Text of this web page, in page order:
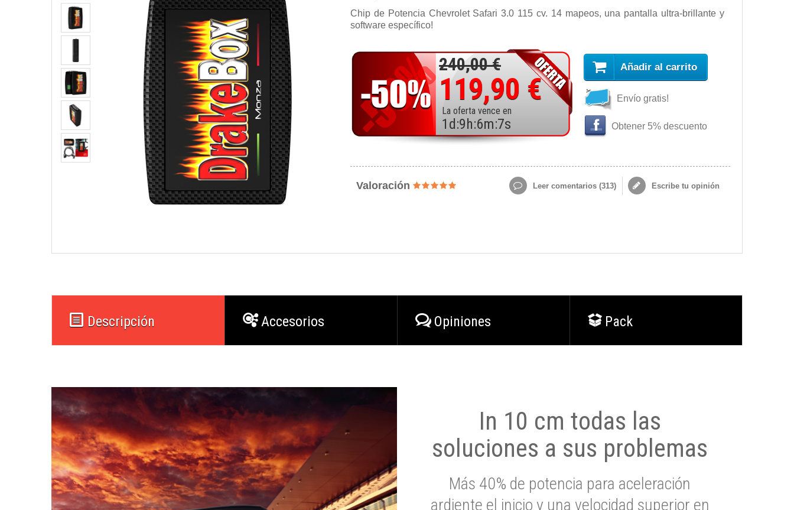
Chip de Potencia Chevrolet Safari 3.0 115 cv. 14 mapeos, una pantalla ultra-brillante y
software específico!
240,00 €
119,90 €
La oferta vence en
1 d :9 h:6m:5s
Añadir al carrito
Envío gratis!
Obtener 5% descuento
Valoración Leer comentarios (313) Escribe tu opinión
Descripción Accesorios Opiniones Pack
In 10 cm todas las
soluciones a sus problemas
Más 40% de potencia para aceleración
ardiente el inicio y una velocidad superior en